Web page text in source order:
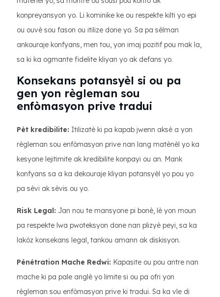
konpreyansyon yo. Li kominike ke ou respekte kilti yo epi
ou ouvè sou fason ou itilize done yo. Sa pa sèlman
ankouraje konfyans, men tou, yon imaj pozitif pou mak la,
sa ki ka ogmante fidelite kliyan yo ak defans yo.
Konsekans potansyèl si ou pa
gen yon règleman sou
enfòmasyon prive tradui
Pèt kredibilite: Itilizatè ki pa kapab jwenn aksè a yon
règleman sou enfòmasyon prive nan lang matènèl yo ka
kesyone lejitimite ak kredibilite konpayi ou an. Mank
konfyans sa a ka dekouraje kliyan potansyèl yo pou yo
pa sèvi ak sèvis ou yo.
Risk Legal: Jan nou te mansyone pi bonè, lè yon moun
pa respekte lwa pwoteksyon done nan plizyè peyi, sa ka
lakòz konsekans legal, tankou amann ak diskisyon.
Pénétration Mache Redwi: Kapasite ou pou antre nan
mache ki pa pale anglè yo limite si ou pa ofri yon
règleman sou enfòmasyon prive ki tradui. Sa ka vle di